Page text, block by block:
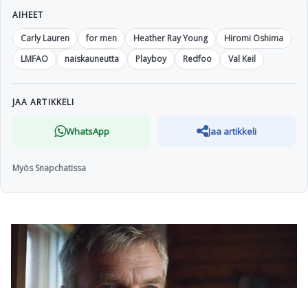
AIHEET
Carly Lauren
for men Heather Ray Young
Hiromi Oshima
LMFAO
naiskauneutta Playboy Redfoo Val Keil
JAA ARTIKKELI
WhatsApp Jaa artikkeli
Myös Snapchatissa